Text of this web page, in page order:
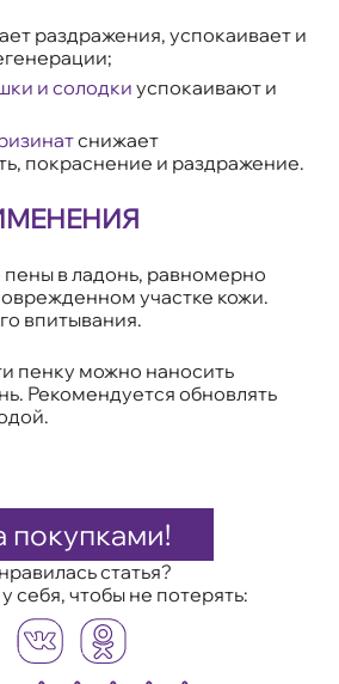
раздражения, успокаивает и
и солодки успокаивают и
снижает
покраснение и раздражение.
в ладонь, равномерно
участке кожи.
впитывания.
пенку можно наносить
Рекомендуется обновлять
покупками!
статья?
себя, чтобы не потерять: